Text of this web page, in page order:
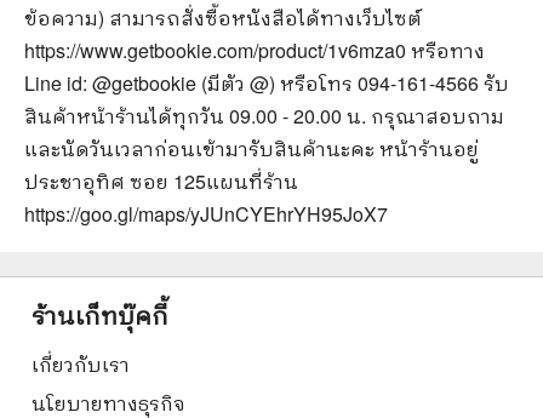
ข้อความ) สามารถสั่งซื้อหนังสือได้ทางเว็บไซต์
https://www.getbookie.com/product/1v6mza0 หรือทาง
Line id: @getbookie (มีตัว @) หรือโทร 094-161-4566 รับ
สินค้าหน้าร้านได้ทุกวัน 09.00 - 20.00 น. กรุณาสอบถาม
และนัดวันเวลาก่อนเข้ามารับสินค้านะคะ หน้าร้านอยู่
ประชาอุทิศ ซอย 125แผนที่ร้าน
https://goo.gl/maps/yJUnCYEhrYH95JoX7
ร้านเก็ทบุ๊คกี้
เกี่ยวกับเรา
นโยบายทางธุรกิจ